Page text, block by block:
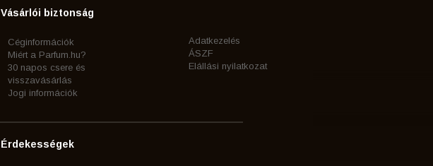
Vásárlói biztonság
Céginformációk
Miért a Parfum.hu?
30 napos csere és
visszavásárlás
Jogi információk
Adatkezelés
ÁSZF
Elállási nyilatkozat
Érdekességek